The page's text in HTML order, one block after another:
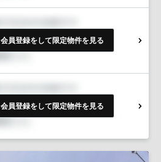
会員登録をして限定物件を見る
会員登録をして限定物件を見る